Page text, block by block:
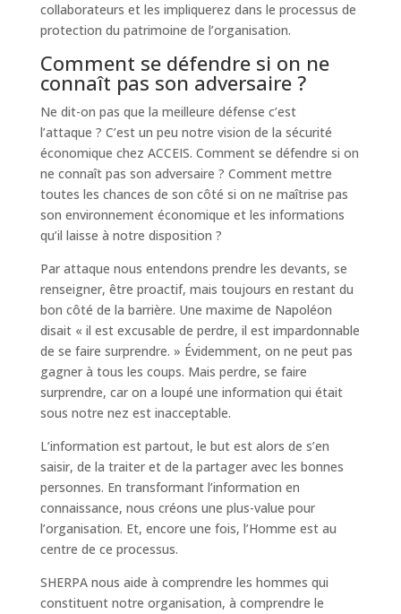
collaborateurs et les impliquerez dans le processus de
protection du patrimoine de l’organisation.
Comment se défendre si on ne
connaît pas son adversaire ?
Ne dit-on pas que la meilleure défense c’est
l’attaque ? C’est un peu notre vision de la sécurité
économique chez ACCEIS. Comment se défendre si on
ne connaît pas son adversaire ? Comment mettre
toutes les chances de son côté si on ne maîtrise pas
son environnement économique et les informations
qu’il laisse à notre disposition ?
Par attaque nous entendons prendre les devants, se
renseigner, être proactif, mais toujours en restant du
bon côté de la barrière. Une maxime de Napoléon
disait « il est excusable de perdre, il est impardonnable
de se faire surprendre. » Évidemment, on ne peut pas
gagner à tous les coups. Mais perdre, se faire
surprendre, car on a loupé une information qui était
sous notre nez est inacceptable.
L’information est partout, le but est alors de s’en
saisir, de la traiter et de la partager avec les bonnes
personnes. En transformant l’information en
connaissance, nous créons une plus-value pour
l’organisation. Et, encore une fois, l’Homme est au
centre de ce processus.
SHERPA nous aide à comprendre les hommes qui
constituent notre organisation, à comprendre le